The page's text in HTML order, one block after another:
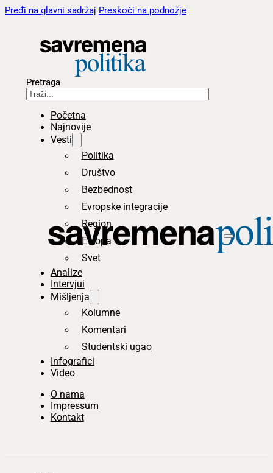
Pređi na glavni sadržaj Preskoči na podnožje
Pretraga
Početna
Najnovije
Vesti
Politika
Društvo
Bezbednost
Evropske integracije
Region
Evropa
Svet
Analize
Intervjui
Mišljenja
Kolumne
Komentari
Studentski ugao
Infografici
Video
O nama
Impressum
Kontakt